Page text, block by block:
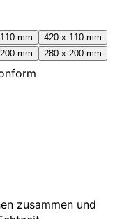
mm
420 x 110 mm
mm 280 x 200 mm
zusammen und